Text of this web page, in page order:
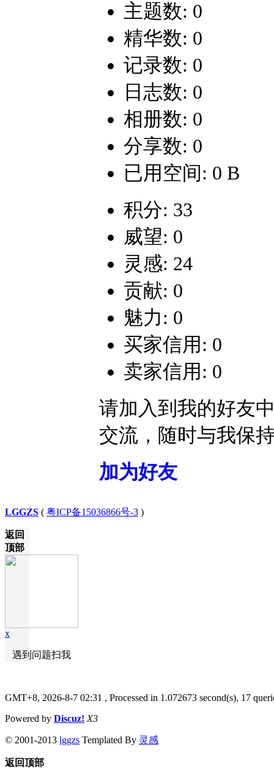
主题数: 0
精华数: 0
记录数: 0
日志数: 0
相册数: 0
分享数: 0
已用空间: 0 B
积分: 33
威望: 0
灵感: 24
贡献: 0
魅力: 0
买家信用: 0
卖家信用: 0
请加入到我的好友
交流，随时与我保
加为好友
LGGZS ( 粤ICP备15036866号-3 )
返回
顶部
x
遇到问题扫我
GMT+8, 2026-8-7 02:31 , Processed in 1.072673 second(s), 17
Powered by Discuz! X3
© 2001-2013 lggzs Templated By 灵感
返回顶部